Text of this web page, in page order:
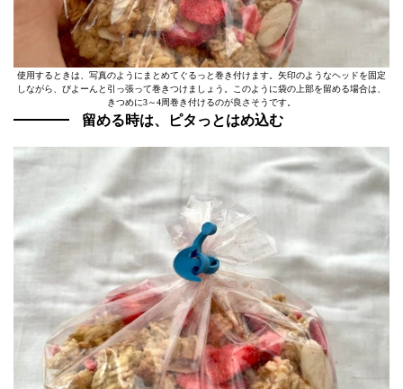
使用するときは、写真のようにまとめてぐるっと巻き付けます。矢印のようなヘッドを固定
しながら、びよーんと引っ張って巻きつけましょう。このように袋の上部を留める場合は、
きつめに3～4周巻き付けるのが良さそうです。
留める時は、ピタっとはめ込む